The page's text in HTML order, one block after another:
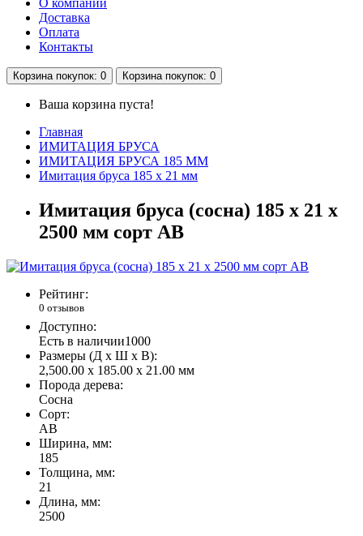
О компании
Доставка
Оплата
Контакты
Корзинапокупок: 0 Корзинапокупок: 0
Ваша корзина пуста!
Главная
ИМИТАЦИЯ БРУСА
ИМИТАЦИЯ БРУСА 185 ММ
Имитация бруса 185 х 21 мм
Имитация бруса (сосна) 185 x 21 x
2500 мм сорт AB
Рейтинг:
0 отзывов
Доступно:
Есть в наличии1000
Размеры (Д x Ш x В):
2,500.00 x 185.00 x 21.00 мм
Порода дерева:
Сосна
Сорт:
AB
Ширина, мм:
185
Толщина, мм:
21
Длина, мм:
2500